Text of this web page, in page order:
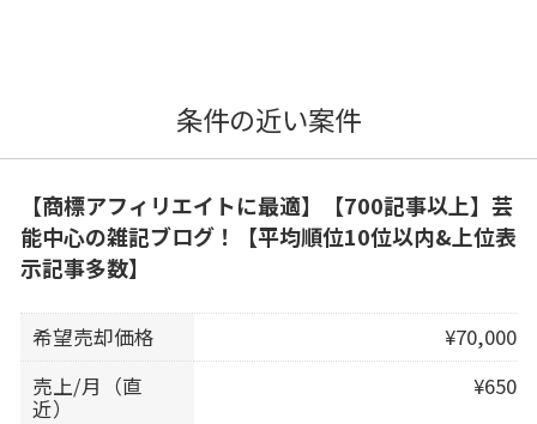
条件の近い案件
【商標アフィリエイトに最適】【700記事以上】芸
能中心の雑記ブログ！【平均順位10位以内&上位表
示記事多数】
希望売却価格
¥70,000
売上/月（直
近）
¥650